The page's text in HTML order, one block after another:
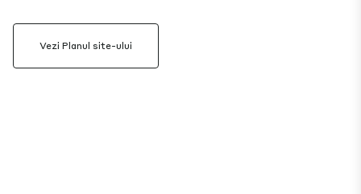
Vezi Planul site-ului